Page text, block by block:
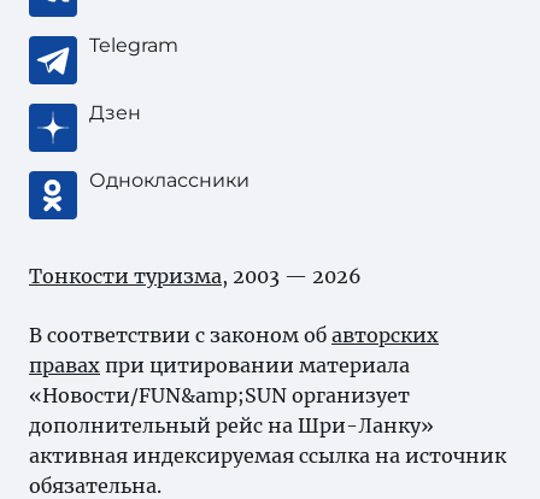
Telegram
Дзен
Одноклассники
Тонкости туризма, 2003 — 2026
В соответствии с законом об авторских
правах при цитировании материала
«Новости/FUN&amp;SUN организует
дополнительный рейс на Шри-Ланку»
активная индексируемая ссылка на источник
обязательна.